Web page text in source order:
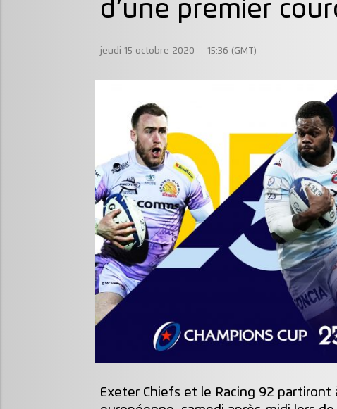
d’une premier
jeudi 15 octobre 2020 15:36 (GMT)
Exeter Chiefs et le Racing 92 partiront